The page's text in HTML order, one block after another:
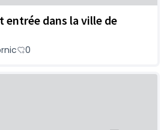
entrée dans la ville de
0